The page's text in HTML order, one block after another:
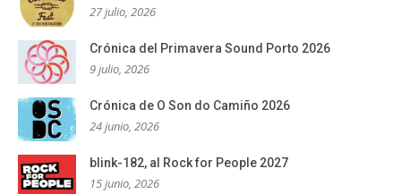
27 julio, 2026
Crónica del Primavera Sound Porto 2026
9 julio, 2026
Crónica de O Son do Camiño 2026
24 junio, 2026
blink-182, al Rock for People 2027
15 junio, 2026